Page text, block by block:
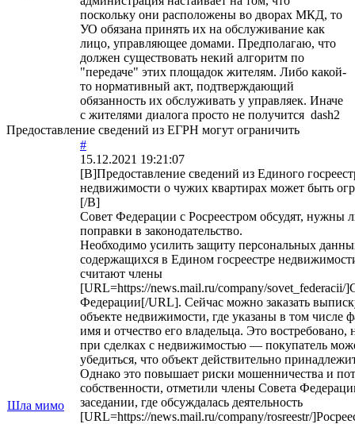
поскольку они расположены во дворах МКД, то
УО обязана принять их на обслуживание как
лицо, управляющее домами. Предполагаю, что
должен существовать некий алгоритм по
"передаче" этих площадок жителям. Либо какой-
то нормативный акт, подтверждающий
обязанность их обслуживать у управляек. Иначе
с жителями диалога просто не получится dash2
Предоставление сведений из ЕГРН могут ограничить
Шла мимо
#
15.12.2021 19:21:07
[B]Предоставление сведений из Единого
недвижимости о чужих квартирах может быть
[/B]
Совет Федерации с Росреестром обсудят, нужны
поправки в законодательство.
Необходимо усилить защиту персональных
содержащихся в Едином госреестре
считают члены
[URL=https://news.mail.ru/company/sovet_federacii/
Федерации[/URL]. Сейчас можно заказать
объекте недвижимости, где указаны в том числе
имя и отчество его владельца. Это востребовано,
при сделках с недвижимостью — покупатель
убедиться, что объект действительно
Однако это повышает риски мошенничества и
собственности, отметили члены Совета
заседании, где обсуждалась деятельность
[URL=https://news.mail.ru/company/rosreestr/